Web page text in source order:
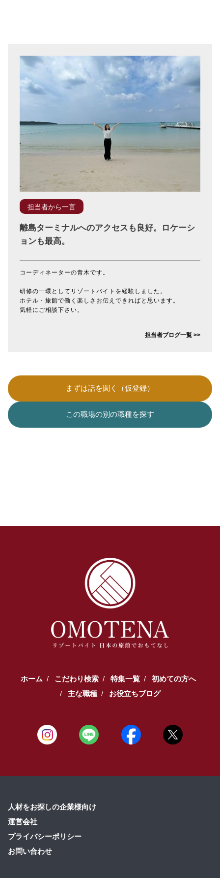
担当者から一言
離島ターミナルへのアクセスも良好。ロケーシ
ョンも最高。
コーディネーターの青木です。
研修の一環としてリゾートバイトを経験しました。
ホテル・旅館で働く楽しさお伝えできればと思います。
気軽にご相談下さい。
担当者ブログ一覧 >>
まずは話を聞く（仮登録）
この職場の別の職種を探す
ホーム こだわり検索 特集一覧
初めての方へ
主な職種
お役立ちブログ
人材をお探しの企業様向け
運営会社
プライバシーポリシー
お問い合わせ